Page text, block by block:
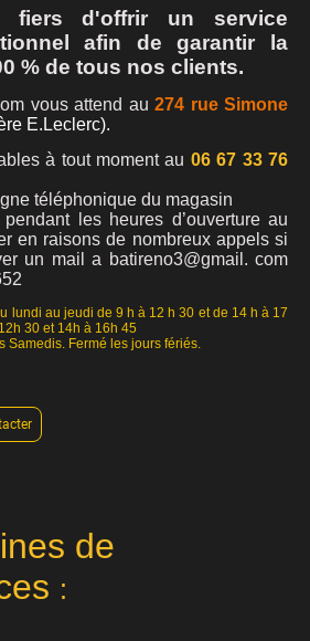
fiers d'offrir un service
afin de garantir la
% de tous nos clients.
vous attend au274 rue Simone
E.Leclerc).
à tout moment au 06 67 33 76
téléphonique du magasin
pendant les heures d’ouverture au
en raisons de nombreux appels si
un mail a batireno3@gmail. com
lundi au jeudi de 9 h à 12 h 30 et de 14 h à 17
30 et 14h à 16h 45
Fermé les jours fériés.
de
: